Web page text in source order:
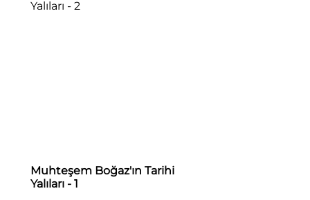
Muhteşem Boğaz'ın Tarihi
Yalıları - 1